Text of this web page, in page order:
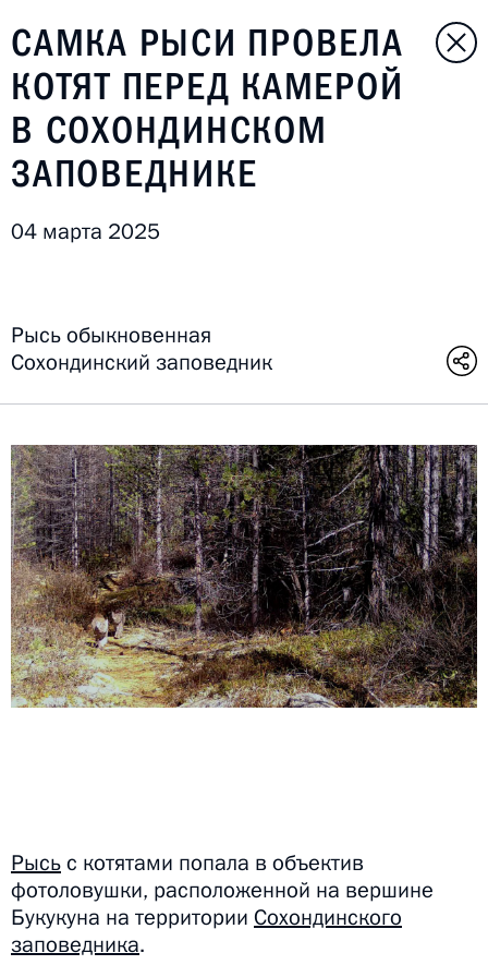
САМКА РЫСИ ПРОВЕЛА
КОТЯТ ПЕРЕД КАМЕРОЙ
В СОХОНДИНСКОМ
ЗАПОВЕДНИКЕ
04 марта 2025
Рысь обыкновенная
Сохондинский заповедник
Рысьс котятами попала в объектив
фотоловушки, расположенной на вершине
Букукуна на территории Сохондинского
заповедника.